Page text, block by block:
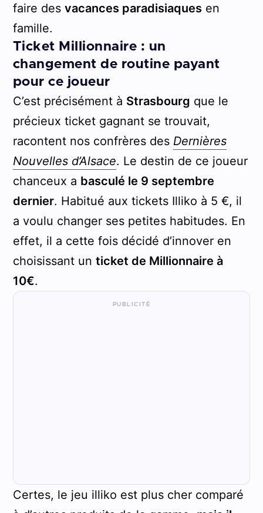
faire des vacances paradisiaquesen
famille.
Ticket Millionnaire : un
changement de routine payant
pour ce joueur
C’est précisément à Strasbourg que le
précieux ticket gagnant se trouvait,
racontent nos confrères des Dernières
Nouvelles d’Alsace. Le destin de ce joueur
chanceux a basculé le 9 septembre
dernier. Habitué aux tickets Illiko à 5 €, il
a voulu changer ses petites habitudes. En
effet, il a cette fois décidé d’innover en
choisissant un ticket de Millionnaire à
10€.
Certes, le jeu illiko est plus cher comparé